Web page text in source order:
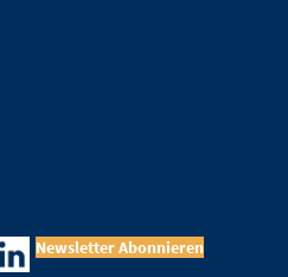
Newsletter Abonnieren